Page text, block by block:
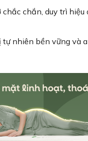
chắn, duy trì hiệu
nhiên bền vững và